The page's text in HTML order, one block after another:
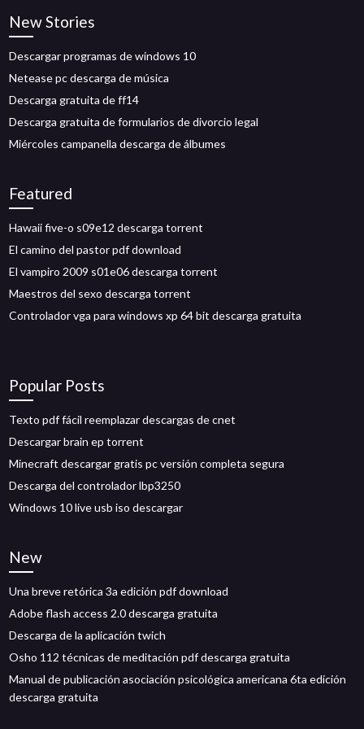
New Stories
Descargar programas de windows 10
Netease pc descarga de música
Descarga gratuita de ff14
Descarga gratuita de formularios de divorcio legal
Miércoles campanella descarga de álbumes
Featured
Hawaii five-o s09e12 descarga torrent
El camino del pastor pdf download
El vampiro 2009 s01e06 descarga torrent
Maestros del sexo descarga torrent
Controlador vga para windows xp 64 bit descarga gratuita
Popular Posts
Texto pdf fácil reemplazar descargas de cnet
Descargar brain ep torrent
Minecraft descargar gratis pc versión completa segura
Descarga del controlador lbp3250
Windows 10 live usb iso descargar
New
Una breve retórica 3a edición pdf download
Adobe flash access 2.0 descarga gratuita
Descarga de la aplicación twich
Osho 112 técnicas de meditación pdf descarga gratuita
Manual de publicación asociación psicológica americana 6ta edición
descarga gratuita